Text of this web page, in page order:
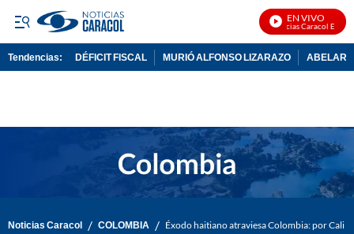
EN VIVO
Noticias Caracol En Vivo
Tendencias: DÉFICIT FISCAL MURIÓ ALFONSO LIZARAZO
Noticias Caracol / COLOMBIA / Éxodo haitiano atraviesa Colombia: por Cali